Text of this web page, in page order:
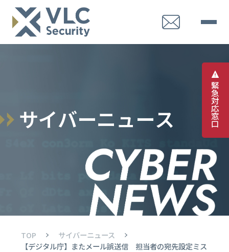
緊
急
対
応
窓
口
サイバーニュース
TOP
サイバーニュース
【デジタル庁】またメール誤送信 担当者の宛先設定ミス